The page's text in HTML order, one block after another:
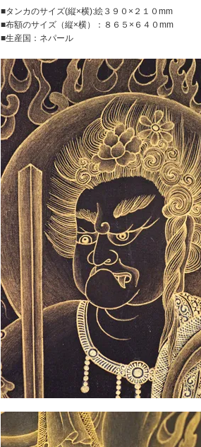
■タンカのサイズ(縦×横):絵３９０×２１０mm
■布額のサイズ（縦×横）：８６５×６４０mm
■生産国：ネパール